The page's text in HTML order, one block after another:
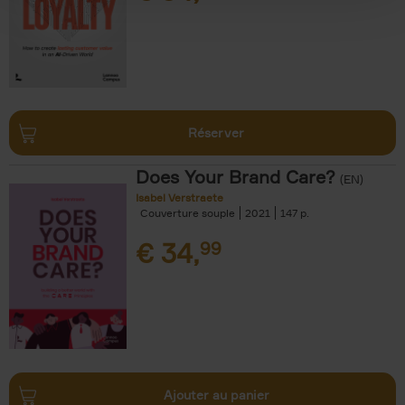
Réserver
Does Your Brand Care? (EN)
Isabel Verstraete
Couverture souple
2021 147
€ 34,99
Ajouter au panier